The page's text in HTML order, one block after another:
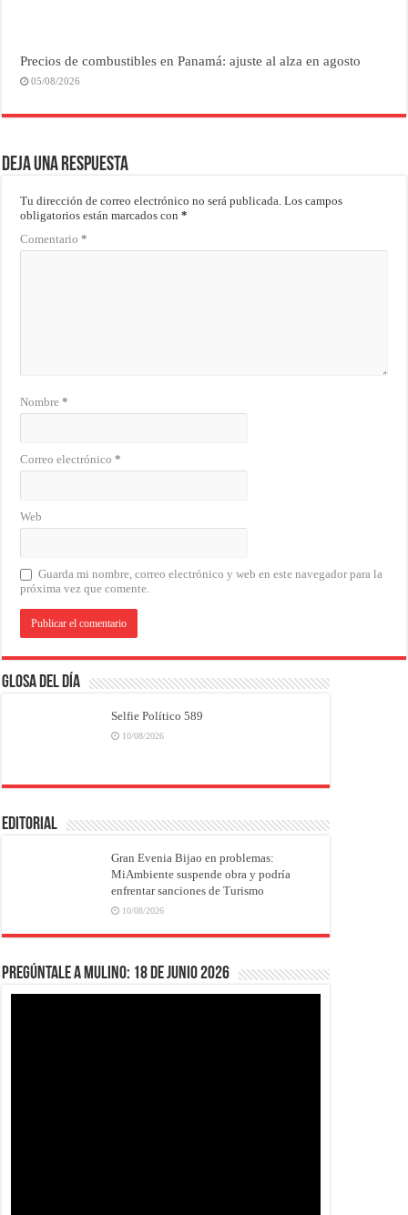
Precios de combustibles en Panamá: ajuste al alza en agosto
05/08/2026
Deja una respuesta
Tu dirección de correo electrónico no será publicada. Los campos
obligatorios están marcados con*
Comentario*
Nombre*
Correo electrónico*
Web
Guarda mi nombre, correo electrónico y web en este navegador para la
próxima vez que comente.
Glosa del Día
Selfie Político 589
10/08/2026
EDITORIAL
Gran Evenia Bijao en problemas:
MiAmbiente suspende obra y podría
enfrentar sanciones de Turismo
10/08/2026
Pregúntale a Mulino: 18 de junio 2026